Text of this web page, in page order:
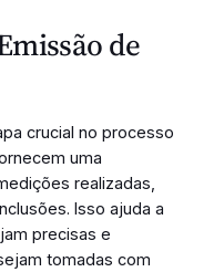
de
crucial no processo
uma
realizadas,
Isso ajuda a
precisas e
tomadas com